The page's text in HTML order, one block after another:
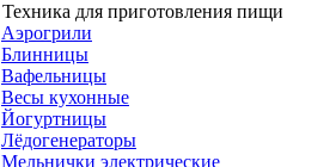
Техника для приготовления пищи
Аэрогрили
Блинницы
Вафельницы
Весы кухонные
Йогуртницы
Лёдогенераторы
Мельнички электрические